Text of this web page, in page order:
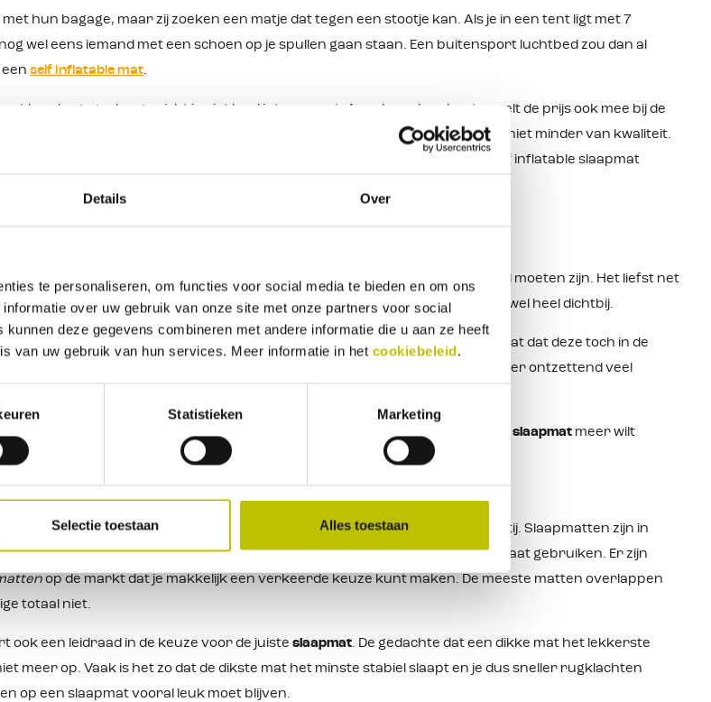
Details Over
te personaliseren, om functies voor social media te bieden en om ons
over uw gebruik van onze site met onze partners voor social
deze gegevens combineren met andere informatie die u aan ze heeft
van uw gebruik van hun services. Meer informatie in het cookiebeleid.
Statistieken Marketing
Selectie toestaan Alles toestaan
hun bagage, maar zij zoeken een matje dat tegen een stootje kan. Als je in een tent ligt met 7
wel eens iemand met een schoen op je spullen gaan staan. Een buitensport luchtbed zou dan al
self inflatable mat.
hun bagage dus gewicht is niet heel interessant. Aan de andere kant speelt de prijs ook mee bij de
buitensport luchtbeddenmaar niet minder van kwaliteit.
op te blazen is zeker ook een van de redenen dat backpackers voor een self inflatable slaapmat
vakantie gaan stellen als eis aan slaapmatten dat deze vooral erg comfortabel moeten zijn. Het liefst net
kan dat tegenwoordig ook. Natuurlijk nooit zo fijn als het bed thuis maar wel heel dichtbij.
dan groter is dan bijvoorbeeld self inflatable matjes, is geen probleem omdat dat deze toch in de
ligt ook wat hoger, maar je krijgt er ontzettend veel
van de onderstaande matten hebt gekampeerd dat je dan op geen andere slaapmat meer wilt
slaapmatten
onmisbaar bij meerdaagse outdoor activiteiten of een enkele logeer partij. Slaapmatten zijn in
Belangrijk is dat je er goed naar kijkt waar je de slaapmat voor gaat gebruiken. Er zijn
op de markt dat je makkelijk een verkeerde keuze kunt maken. De meeste matten overlappen
totaal niet.
ook een leidraad in de keuze voor de juiste slaapmat. De gedachte dat een dikke mat het lekkerste
meer op. Vaak is het zo dat de dikste mat het minste stabiel slaapt en je dus sneller rugklachten
op een slaapmat vooral leuk moet blijven.